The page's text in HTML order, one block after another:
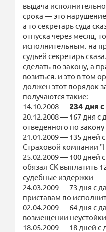
выдача
срока — это
а то секретарь суда
отпуска через месяц,
исполнительным. на
судьей секретарь
сделать по закону, а
возиться. и это в том
должен этот порядок
получаются такие:
14.10.2008 —234 дня
20.12.2008 — 167 дня с
отведенного по
21.01.2009 — 135 дней
Страховой компании
25.02.2009 — 100 дней
обязал СК выплатить
судебные издержки
24.03.2009 — 73 дня с
приставам по
02.04.2009 — 64 дня с
возмещении неустойки
18.05.2009 — 18 дней с